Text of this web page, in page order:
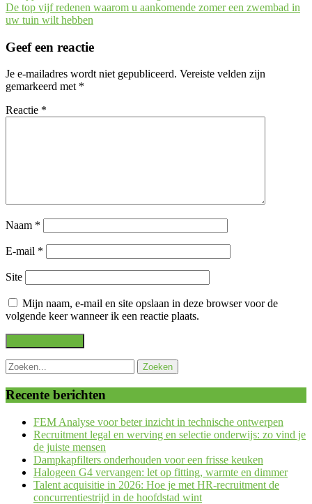
navigatie
De top vijf redenen waarom u aankomende zomer een zwembad in
uw tuin wilt hebben
Geef een reactie
Je e-mailadres wordt niet gepubliceerd. Vereiste velden zijn
gemarkeerd met *
Reactie *
Naam *
E-mail *
Site
Mijn naam, e-mail en site opslaan in deze browser voor de
volgende keer wanneer ik een reactie plaats.
Recente berichten
FEM Analyse voor beter inzicht in technische ontwerpen
Recruitment legal en werving en selectie onderwijs: zo vind je
de juiste mensen
Dampkapfilters onderhouden voor een frisse keuken
Halogeen G4 vervangen: let op fitting, warmte en dimmer
Talent acquisitie in 2026: Hoe je met HR-recruitment de
concurrentiestrijd in de hoofdstad wint